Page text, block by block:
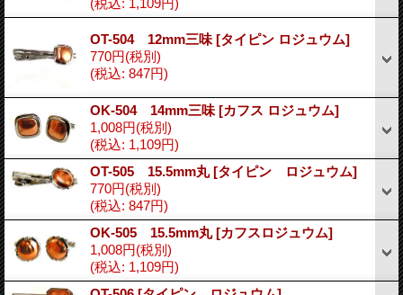
OT-504 12mm三味 [タイピン ロジュウム]
770円(税別)
(税込: 847円)
OK-504 14mm三味 [カフス ロジュウム]
1,008円(税別)
(税込: 1,109円)
OT-505 15.5mm丸[タイピン ロジュウム]
770円(税別)
(税込: 847円)
OK-505 15.5mm丸[カフスロジュウム]
1,008円(税別)
(税込: 1,109円)